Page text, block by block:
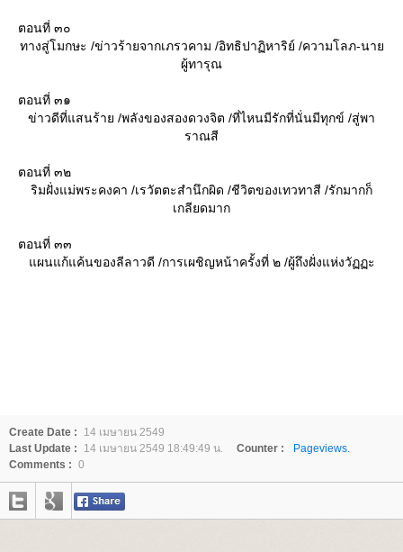
ตอนที่ ๓๐
ทางสู่โมกษะ /ข่าวร้ายจากเภรวคาม /อิทธิปาฏิหาริย์ /ความโลภ-นา
ผู้ทารุณ
ตอนที่ ๓๑
ข่าวดีที่แสนร้าย /พลังของสองดวงจิต /ที่ไหนมีรักที่นั่นมีทุกข์ /สู่พา
ราณสี
ตอนที่ ๓๒
ริมฝั่งแม่พระคงคา /เรวัตตะสำนึกผิด /ชีวิตของเทวทาสี /รักมากก็
เกลียดมาก
ตอนที่ ๓๓
ผนแก้แค้นของลีลาวดี /การเผชิญหน้าครั้งที่ ๒ /ผู้ถึงฝั่งแห่งวัฏฏะ
Create Date :
14 เมษายน 2549
Last Update :
14 เมษายน 2549 18:49:49 น. Counter :
Pageviews.
Comments : 0